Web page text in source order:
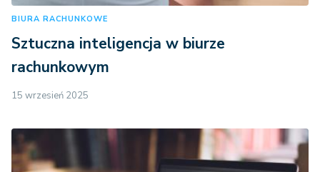
BIURA RACHUNKOWE
Sztuczna inteligencja w biurze
rachunkowym
15 wrzesień 2025